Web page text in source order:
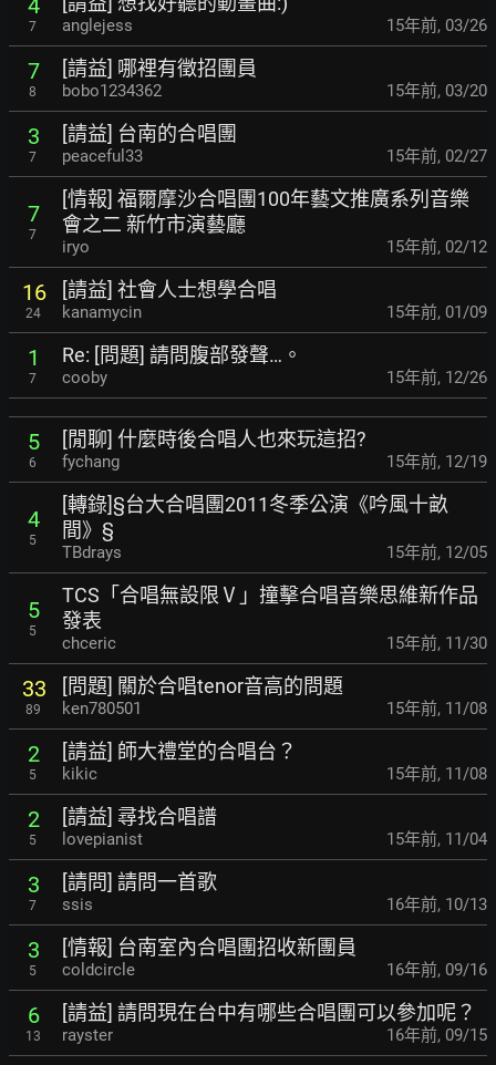
4
7 anglejess 15年前, 03/26
7
8
[請益] 哪裡有徵招團員
bobo1234362 15年前, 03/20
3
7
[請益] 台南的合唱團
peaceful33 15年前, 02/27
7
7
[情報] 福爾摩沙合唱團100年藝文推廣系列音樂
會之二 新竹市演藝廳
iryo 15年前, 02/12
16
24
[請益] 社會人士想學合唱
kanamycin 15年前, 01/09
1
7
Re: [問題] 請問腹部發聲…。
cooby 15年前, 12/26
5
6
[閒聊] 什麼時後合唱人也來玩這招?
fychang 15年前, 12/19
4
5
[轉錄]§台大合唱團2011冬季公演《吟風十畝
間》§
TBdrays 15年前, 12/05
5
5
TCS「合唱無設限Ⅴ」撞擊合唱音樂思維新作品
發表
chceric 15年前, 11/30
33
89
[問題] 關於合唱tenor音高的問題
ken780501 15年前, 11/08
2
5
[請益] 師大禮堂的合唱台？
kikic 15年前, 11/08
2
5
[請益] 尋找合唱譜
lovepianist 15年前, 11/04
3
7
[請問] 請問一首歌
ssis 16年前, 10/13
3
5
[情報] 台南室內合唱團招收新團員
coldcircle 16年前, 09/16
6
13
[請益] 請問現在台中有哪些合唱團可以參加呢？
rayster 16年前, 09/15